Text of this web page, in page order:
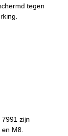
tegen
zijn
M8.